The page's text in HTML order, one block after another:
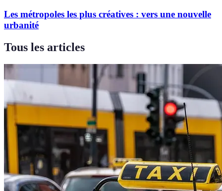
Les métropoles les plus créatives : vers une nouvelle
urbanité
Tous les articles